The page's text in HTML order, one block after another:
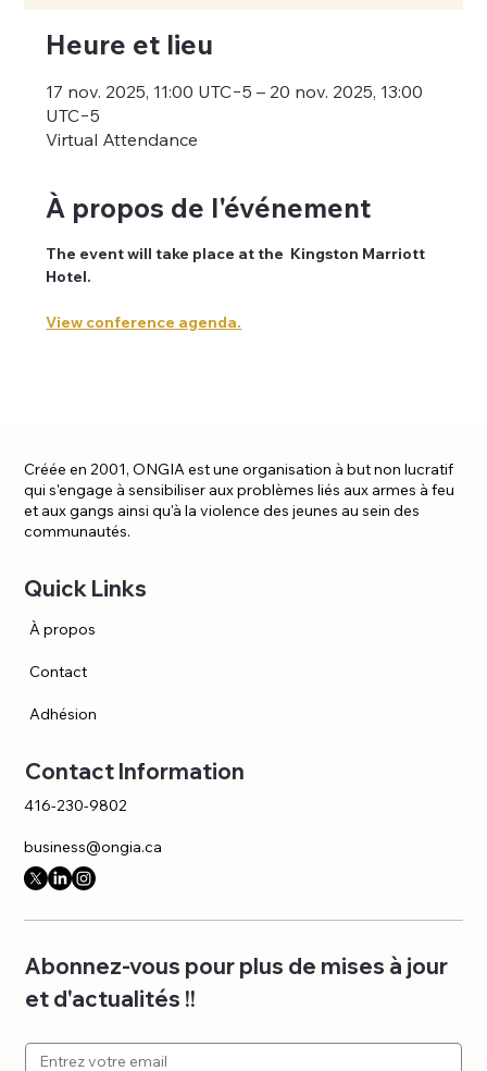
Heure et lieu
17 nov. 2025, 11:00 UTC−5 – 20 nov. 2025, 13:00
UTC−5
Virtual Attendance
À propos de l'événement
The event will take place at the  Kingston Marriott
Hotel.
View conference agenda.
Créée en 2001, ONGIA est une organisation à but non lucratif
qui s'engage à sensibiliser aux problèmes liés aux armes à feu
et aux gangs ainsi qu'à la violence des jeunes au sein des
communautés.
Quick Links
À propos
Contact
Adhésion
Contact Information
416-230-9802
business@ongia.ca
Abonnez-vous pour plus de mises à jour
et d'actualités !!